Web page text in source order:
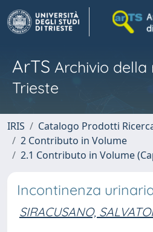
ArTS Archivio della
Trieste
IRIS
Catalogo Prodotti
2 Contributo in Volume
2.1 Contributo in Volume
Incontinenza
SIRACUSANO,